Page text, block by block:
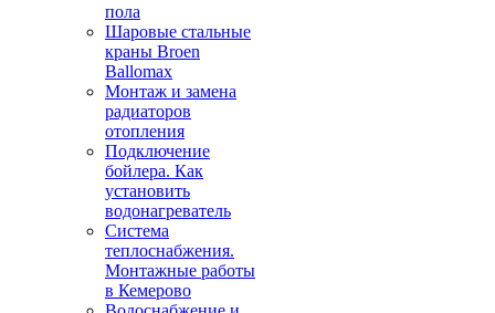
пола
Шаровые стальные
краны Broen
Ballomax
Монтаж и замена
радиаторов
отопления
Подключение
бойлера. Как
установить
водонагреватель
Система
теплоснабжения.
Монтажные работы
в Кемерово